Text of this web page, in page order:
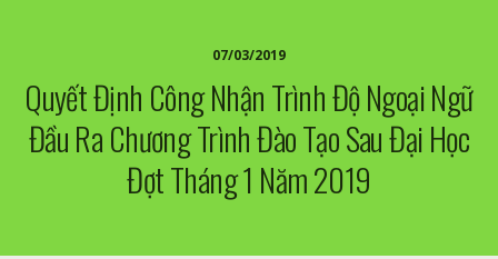
07/03/2019
Quyết Định Công Nhận Trình Độ Ngoại Ngữ
Đầu Ra Chương Trình Đào Tạo Sau Đại Học
Đợt Tháng 1 Năm 2019